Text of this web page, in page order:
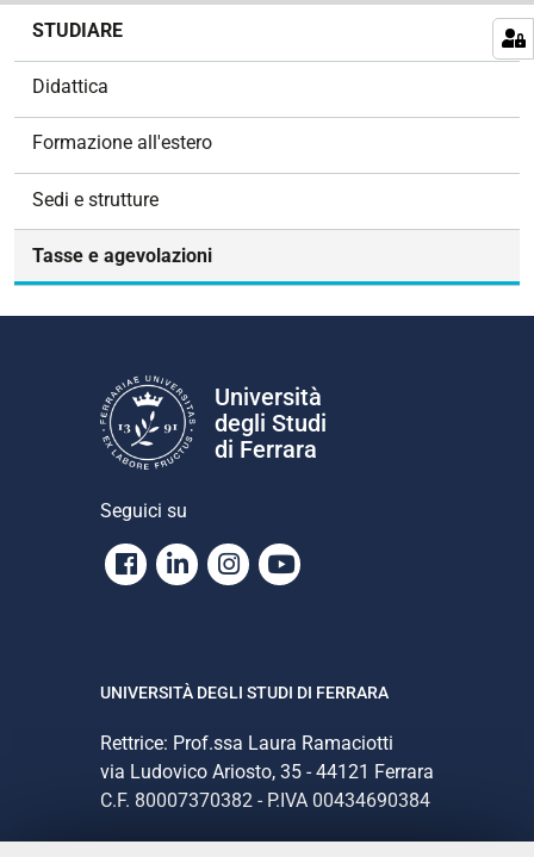
STUDIARE
Didattica
Formazione all'estero
Sedi e strutture
Tasse e agevolazioni
Università
degli Studi
di Ferrara
Seguici su
Facebook
LinkedinInstagram
Youtube
UNIVERSITÀ DEGLI STUDI DI FERRARA
Rettrice: Prof.ssa Laura Ramaciotti
via Ludovico Ariosto, 35 - 44121 Ferrara
C.F. 80007370382 - P.IVA 00434690384